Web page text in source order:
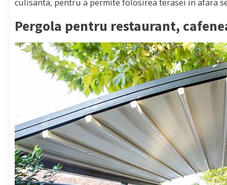
culisanta, pentru a permite folosirea terasei in afara
Pergola pentru restaurant,